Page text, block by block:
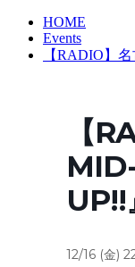
HOME
Events
【RADIO】
【
UP!!
12/16 (金)